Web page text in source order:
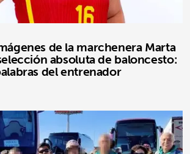
de la marchenera Marta
absoluta de baloncesto:
del entrenador